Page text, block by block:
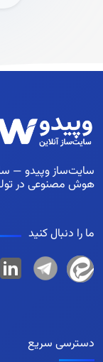
سایت‌ساز وپیدو —
هوش مصنوعی در
ما را دنبال کنید
دسترسی سریع